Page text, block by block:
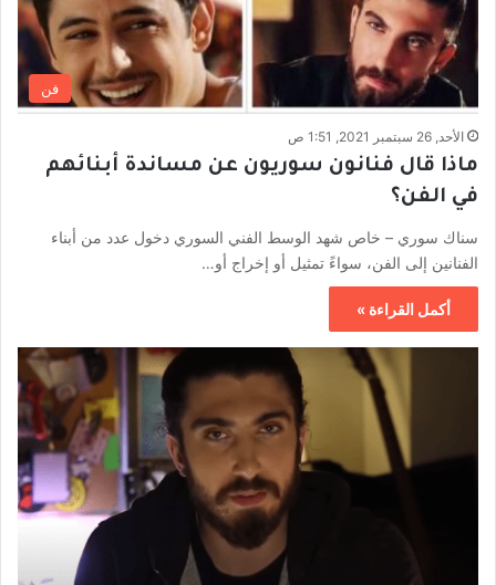
فن
الأحد, 26 سبتمبر 2021, 1:51 ص
ماذا قال فنانون سوريون عن مساندة أبنائهم
في الفن؟
سناك سوري – خاص شهد الوسط الفني السوري دخول عدد من أبناء
الفنانين إلى الفن، سواءً تمثيل أو إخراج أو…
أكمل القراءة »